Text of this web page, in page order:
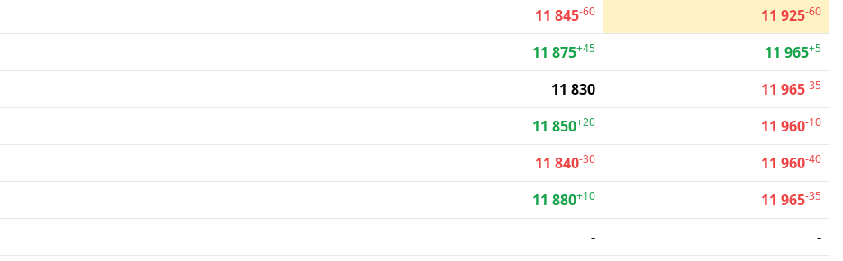
11 845-60 11 925-60
11 875+45 11 965+5
11 830 11 965-35
11 850+20 11 960-10
11 840-30 11 960-40
11 880+10 11 965-35
-
-